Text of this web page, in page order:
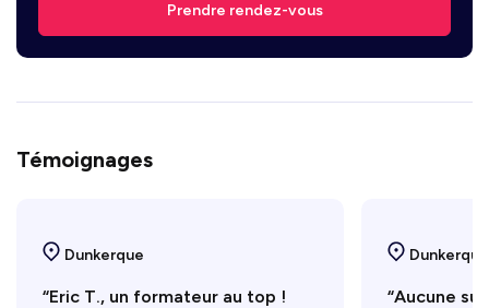
Prendre rendez-vous
Témoignages
Dunkerque
“Eric T., un formateur au top !
Dunkerque
“Aucune